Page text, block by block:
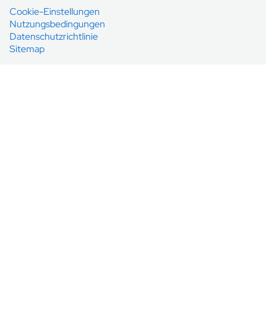
Cookie-Einstellungen
Nutzungsbedingungen
Datenschutzrichtlinie
Sitemap